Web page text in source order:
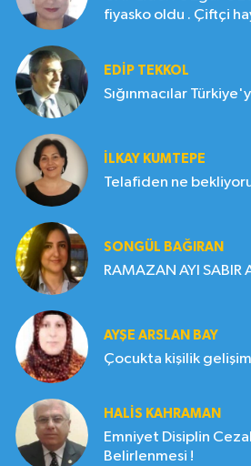
fiyasko oldu . Çiftçi
EDIP TEKKOL
Sığınmacılar
İLKAY KUMTEPE
Telafiden ne
SONGÜL BAĞIRAN
RAMAZAN AYI SABIR
AYŞE ARSLAN BAY
Çocukta kişilik
HALIS KAHRAMAN
Emniyet Disiplin
Belirlenmesi !